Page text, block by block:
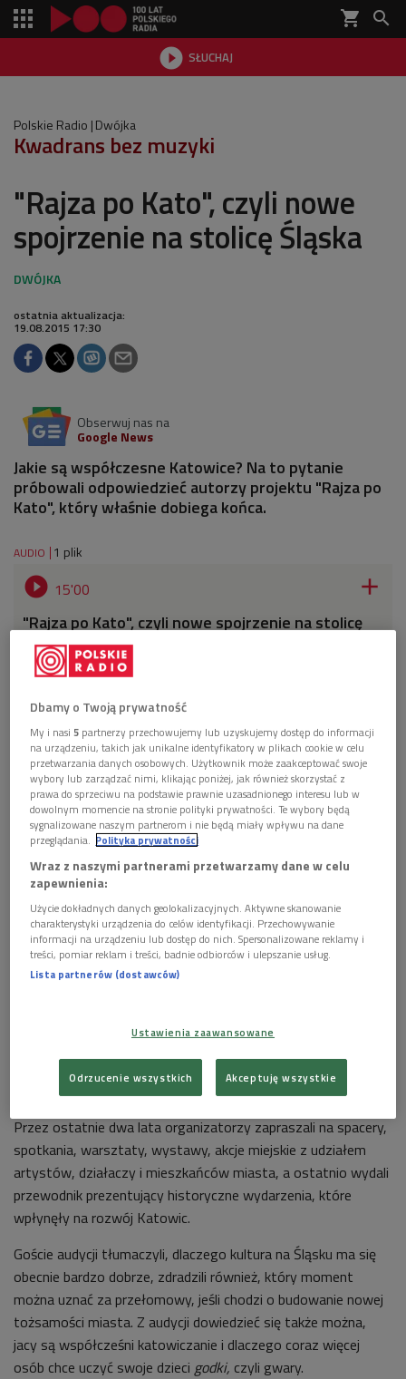
shopping_cart 
 SŁUCHAJ

Polskie Radio Dwójka
Kwadrans bez muzyki
"Rajza po Kato", czyli nowe
spojrzenie na stolicę Śląska
ostatnia aktualizacja:
19.08.2015 17:30
Obserwuj nas na
Google News
Jakie są współczesne Katowice? Na to pytanie
próbowali odpowiedzieć autorzy projektu "Rajza po
Kato", który właśnie dobiega końca.
AUDIO 1 plik
 15'00 
"Rajza po Kato", czyli nowe spojrzenie na stolicę
Śląska (Kwadrans bez muzyki/Dwójka)
Katowice, Międzynarodowe Centrum Kongresowe (marzec 2015). Ta nowa,
ciekawa architektonicznie budowla znajduje się w pobliżu Spodka, siedziby
Narodowej Orkiestry Symfonicznej Polskiego Radia oraz Muzeum Śląskiego
Foto: PAP/ Andrzej Grygiel
która podkreśla, że celem projektu było odkrywanie nowych
tkance miejskiej.
Przez ostatnie dwa lata organizatorzy zapraszali na spacery,
spotkania, warsztaty, wystawy, akcje miejskie z udziałem
artystów, działaczy i mieszkańców miasta, a ostatnio wydali
przewodnik prezentujący historyczne wydarzenia, które
wpłynęły na rozwój Katowic.
Goście audycji tłumaczyli, dlaczego kultura na Śląsku ma się
obecnie bardzo dobrze, zdradzili również, który moment
można uznać za przełomowy, jeśli chodzi o budowanie nowej
tożsamości miasta. Z audycji dowiedzieć się także można,
jacy są współcześni katowiczanie i dlaczego coraz więcej
osób chce uczyć swoje dzieci godki, czyli gwary.
Dbamy o Twoją prywatność
My i nasi5 partnerzy przechowujemy lub uzyskujemy dostęp do informacji
na urządzeniu, takich jak unikalne identyfikatory w plikach cookie w celu
przetwarzania danych osobowych. Użytkownik może zaakceptować swoje
wybory lub zarządzać nimi, klikając poniżej, jak również skorzystać z
prawa do sprzeciwu na podstawie prawnie uzasadnionego interesu lub w
dowolnym momencie na stronie polityki prywatności. Te wybory będą
sygnalizowane naszym partnerom i nie będą miały wpływu na dane
przeglądania. Polityka prywatności
Wraz z naszymi partnerami przetwarzamy dane w celu
zapewnienia:
Użycie dokładnych danych geolokalizacyjnych. Aktywne skanowanie
charakterystyki urządzenia do celów identyfikacji. Przechowywanie
informacji na urządzeniu lub dostęp do nich. Spersonalizowane reklamy i
treści, pomiar reklam i treści, badnie odbiorców i ulepszanie usług.
Lista partnerów (dostawców)
Ustawienia zaawansowane
Odrzucenie wszystkich Akceptuję wszystkie